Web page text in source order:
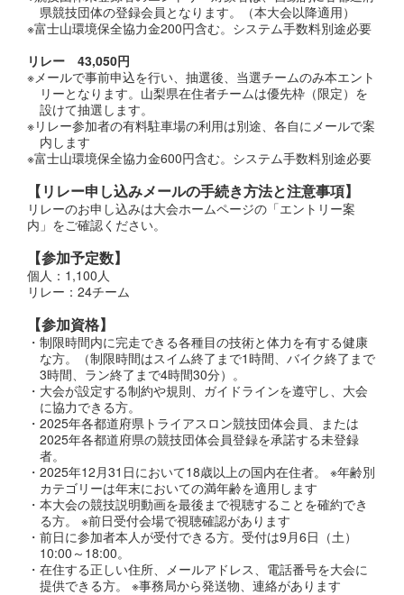
県競技団体の登録会員となります。（本大会以降適用）
※富士山環境保全協力金200円含む。システム手数料別途必要
リレー 43,050円
※メールで事前申込を行い、抽選後、当選チームのみ本エント
リーとなります。山梨県在住者チームは優先枠（限定）を
設けて抽選します。
※リレー参加者の有料駐車場の利用は別途、各自にメールで案
内します
※富士山環境保全協力金600円含む。システム手数料別途必要
【リレー申し込みメールの手続き方法と注意事項】
リレーのお申し込みは大会ホームページの「エントリー案
内」をご確認ください。
【参加予定数】
個人：1,100人
リレー：24チーム
【参加資格】
・制限時間内に完走できる各種目の技術と体力を有する健康
な方。（制限時間はスイム終了まで1時間、バイク終了まで
3時間、ラン終了まで4時間30分）。
・大会が設定する制約や規則、ガイドラインを遵守し、大会
に協力できる方。
・2025年各都道府県トライアスロン競技団体会員、または
2025年各都道府県の競技団体会員登録を承諾する未登録
者。
・2025年12月31日において18歳以上の国内在住者。 ※年齢別
カテゴリーは年末においての満年齢を適用します
・本大会の競技説明動画を最後まで視聴することを確約でき
る方。 ※前日受付会場で視聴確認があります
・前日に参加者本人が受付できる方。受付は9月6日（土）
10:00～18:00。
・ 在住する正しい住所、メールアドレス、電話番号を大会に
提供できる方。 ※事務局から発送物、連絡があります